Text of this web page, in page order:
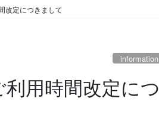
改定につきまして
information
用時間改定につ